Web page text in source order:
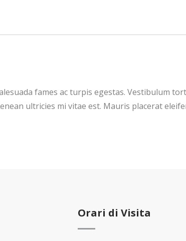
fames ac turpis egestas. Vestibulum
ultricies mi vitae est. Mauris placerat
Orari di Visita